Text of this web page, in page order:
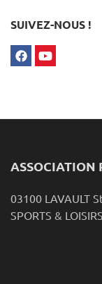
SUIVEZ-NOUS !
ASSOCIATION
03100 LAVAULT
SPORTS &